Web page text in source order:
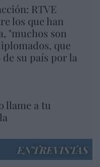
RTVE
los que han
"muchos son
que
su país por la
llame a tu
ENTREVISTAS